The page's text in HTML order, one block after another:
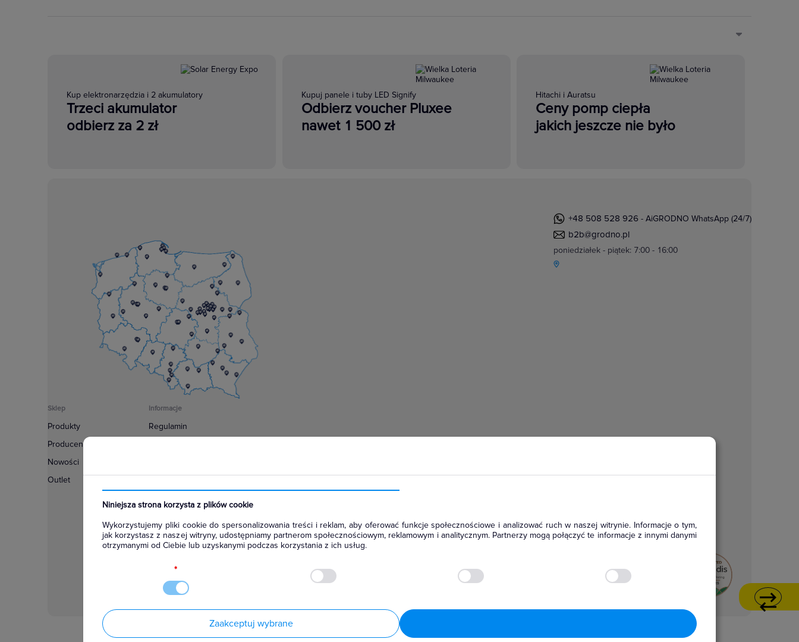
Niniejsza strona korzysta z plików cookie
Wykorzystujemy pliki cookie do spersonalizowania treści i reklam, aby oferować funkcje społecznościowe i analizować ruch w naszej witrynie. Informacje o tym,
jak korzystasz z naszej witryny, udostępniamy partnerom społecznościowym, reklamowym i analitycznym. Partnerzy mogą połączyć te informacje z innymi danymi
otrzymanymi od Ciebie lub uzyskanymi podczas korzystania z ich usług.
*
Zaakceptuj wybrane
Kup elektronarzędzia i 2 akumulatory
Trzeci akumulator
odbierz za 2 zł
Kupuj panele i tuby LED Signify
Odbierz voucher Pluxee
nawet 1 500 zł
Hitachi i Auratsu
Ceny pomp ciepła
jakich jeszcze nie było
+48 508 528 926 - AiGRODNO WhatsApp (24/7)
b2b@grodno.pl
poniedziałek - piątek: 7:00 - 16:00
Sklep
Produkty
Producenci
Nowości
Outlet
Informacje
Regulamin
Konfiguratory
Najczęściej zadawane pytania